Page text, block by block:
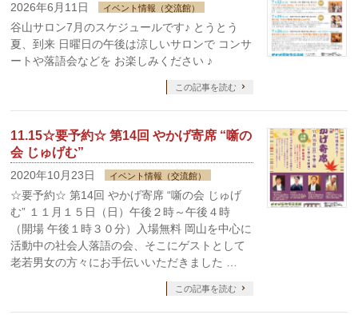
2026年6月11日 イベント情報（交流館）
谷山サロン7月のスケジュールです♪ とうとう
夏、到来 日曜日の午後は涼しいサロンで コンサ
ートや落語会などを お楽しみください ♪
この記事を読む
11.15☆要予約☆ 第14回 やかげ寄席 “噺の
会 じゅげむ”
2020年10月23日 イベント情報（交流館）
☆要予約☆ 第14回 やかげ寄席 “噺の会 じゅげ
む” １１月１５日（日）午後２時～午後４時
（開場 午後１時３０分）入場無料 岡山を中心に
活動中の社会人落語の会、そこにゲストとして
老若男女の方々にお手伝いいただきました …
この記事を読む